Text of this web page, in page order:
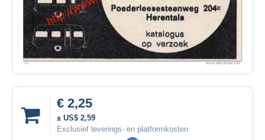
€ 2,25
± US$ 2,59
Exclusief leverings- en platformkosten